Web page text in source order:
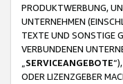
PRODUKTWERBUNG,
UNTERNEHMEN
TEXTE UND SONSTIGE
VERBUNDENEN
SERVICEANGEBOTE
ODER LIZENZGEBER